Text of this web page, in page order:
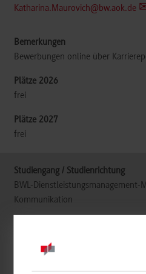
Katharina.Maurovich@bw.aok.de
Bewerbungen online über
frei
frei
BWL-Dienstleistungsmanagement-
Kommunikation
Presselstr. 19